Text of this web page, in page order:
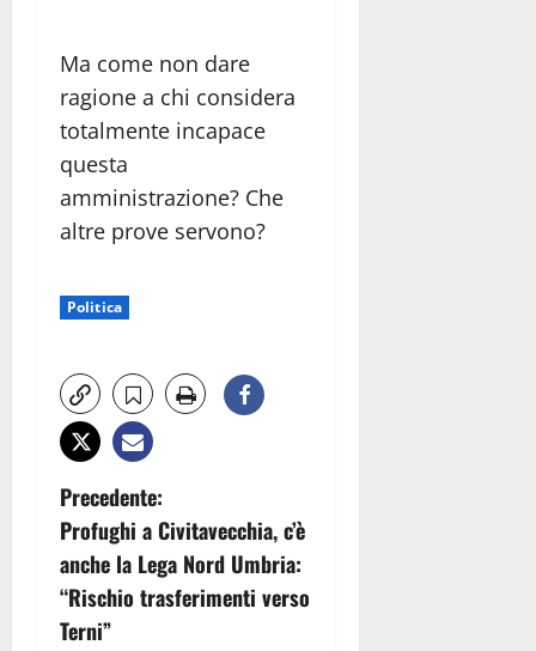
Ma come non dare
ragione a chi considera
totalmente incapace
questa
amministrazione? Che
altre prove servono?
Politica
N
a
v
Precedente:
Profughi a Civitavecchia, c’è
anche la Lega Nord Umbria:
“Rischio trasferimenti verso
Terni”